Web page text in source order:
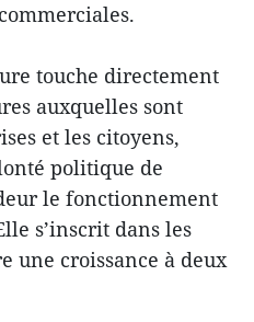
touche directement
auxquelles sont
et les citoyens,
politique de
le fonctionnement
s’inscrit dans les
une croissance à deux